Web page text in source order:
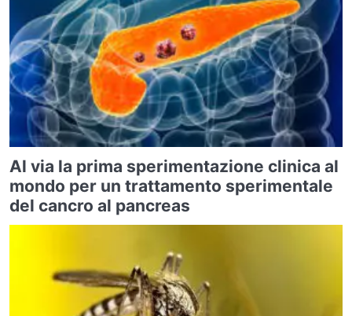
Al via la prima sperimentazione clinica al
mondo per un trattamento sperimentale
del cancro al pancreas